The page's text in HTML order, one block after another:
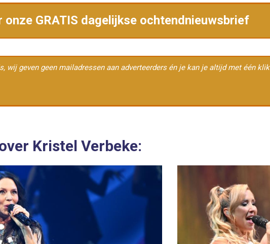
GRATIS dagelijkse ochtendnieuwsbrief
wij geven geen mailadressen aan adverteerders én je kan je altijd met één klik
Kristel Verbeke: